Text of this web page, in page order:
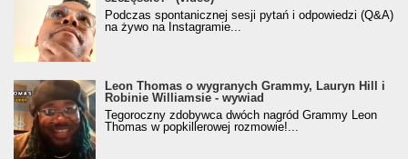
Podczas spontanicznej sesji pytań i odpowiedzi (Q&A)
na żywo na Instagramie...
Leon Thomas o wygranych Grammy, Lauryn Hill i
Robinie Williamsie - wywiad
Tegoroczny zdobywca dwóch nagród Grammy Leon
Thomas w popkillerowej rozmowie!...